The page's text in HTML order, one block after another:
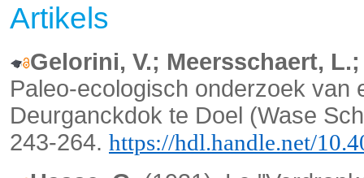
Artikels
Gelorini, V.; Meersschaert,
Paleo-ecologisch onderzoek van
Deurganckdok te Doel (Wase
243-264. https://hdl.handle.net/